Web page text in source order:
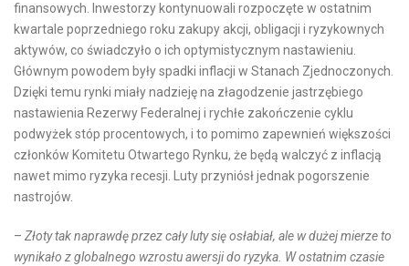
finansowych. Inwestorzy kontynuowali rozpoczęte w ostatnim
kwartale poprzedniego roku zakupy akcji, obligacji i ryzykownych
aktywów, co świadczyło o ich optymistycznym nastawieniu.
Głównym powodem były spadki inflacji w Stanach Zjednoczonych.
Dzięki temu rynki miały nadzieję na złagodzenie jastrzębiego
nastawienia Rezerwy Federalnej i rychłe zakończenie cyklu
podwyżek stóp procentowych, i to pomimo zapewnień większości
członków Komitetu Otwartego Rynku, że będą walczyć z inflacją
nawet mimo ryzyka recesji. Luty przyniósł jednak pogorszenie
nastrojów.
– Złoty tak naprawdę przez cały luty się osłabiał, ale w dużej mierze to
wynikało z globalnego wzrostu awersji do ryzyka. W ostatnim czasie